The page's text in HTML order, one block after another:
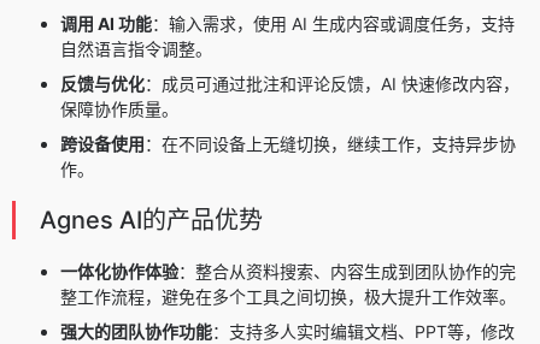
调用 AI 功能：输入需求，使用 AI 生成内容或调度任务，支持
自然语言指令调整。
反馈与优化：成员可通过批注和评论反馈，AI 快速修改内容，
保障协作质量。
跨设备使用：在不同设备上无缝切换，继续工作，支持异步协
作。
Agnes AI的产品优势
一体化协作体验：整合从资料搜索、内容生成到团队协作的完
整工作流程，避免在多个工具之间切换，极大提升工作效率。
强大的团队协作功能：支持多人实时编辑文档、PPT等，修改